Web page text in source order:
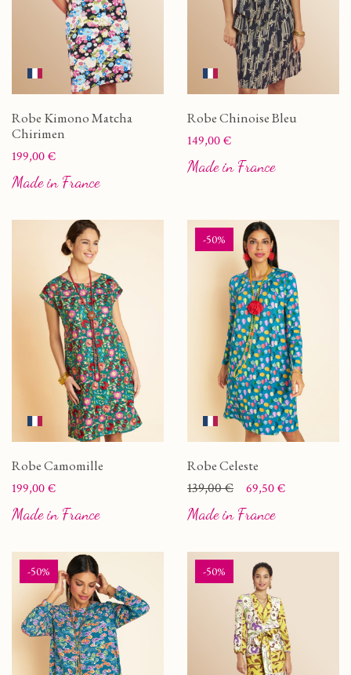
Robe Kimono Matcha
Chirimen
Prix
199,00 €
Made in France
Robe Chinoise Bleu
Prix
149,00 €
Made in France
Robe Camomille
Prix
199,00 €
Made in France
-50%
Robe Celeste
Prix
Prix de base
139,00 € 69,50 €
Made in France
-50% -50%